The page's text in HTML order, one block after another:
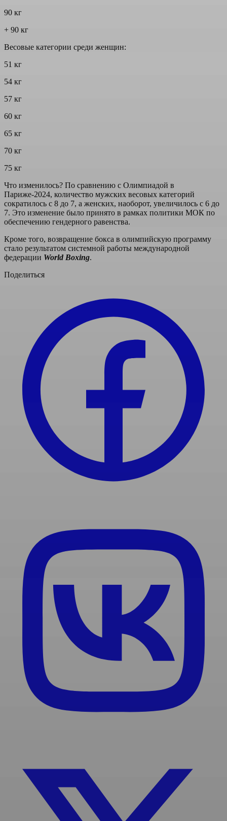
90 кг
+ 90 кг
Весовые категории среди женщин:
51 кг
54 кг
57 кг
60 кг
65 кг
70 кг
75 кг
Что изменилось? По сравнению с Олимпиадой в
Париже-2024, количество мужских весовых категорий
сократилось с 8 до 7, а женских, наоборот, увеличилось с 6 до
7. Это изменение было принято в рамках политики МОК по
обеспечению гендерного равенства.
Кроме того, возвращение бокса в олимпийскую программу
стало результатом системной работы международной
федерации World Boxing.
Поделиться